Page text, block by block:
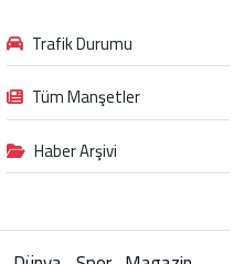
Trafik Durumu
Tüm Manşetler
Haber Arşivi